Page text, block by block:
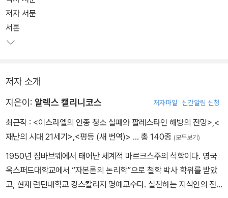
저자 서문
서론
저자 소개
지은이: 알렉스 캘리니코스 저자파일 신간알림 신청
최근작 : <이스라엘의 인종 청소 실패와 팔레스타인 해방의 전망>,<
재난의 시대 21세기>,<평등 (새 번역)> … 총 140종 (모두보기)
1950년 짐바브웨에서 태어난 세계적 마르크스주의 석학이다. 영국
옥스퍼드대학교에서 “자본론의 논리학”으로 철학 박사 학위를 받았
고, 현재 런던대학교 킹스칼리지 명예교수다. 실천하는 지식인의 전